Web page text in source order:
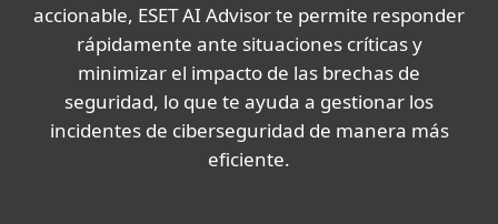
accionable, ESET AI Advisor te permite responder
rápidamente ante situaciones críticas y
minimizar el impacto de las brechas de
seguridad, lo que te ayuda a gestionar los
incidentes de ciberseguridad de manera más
eficiente.